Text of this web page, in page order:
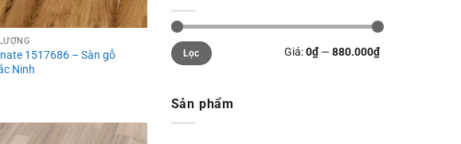
1517686 – Sàn gỗ
Ninh
Giá
tối
thiểu
Giá
tối
đa
Lọc Giá:0₫—880.000₫
Sản phẩm